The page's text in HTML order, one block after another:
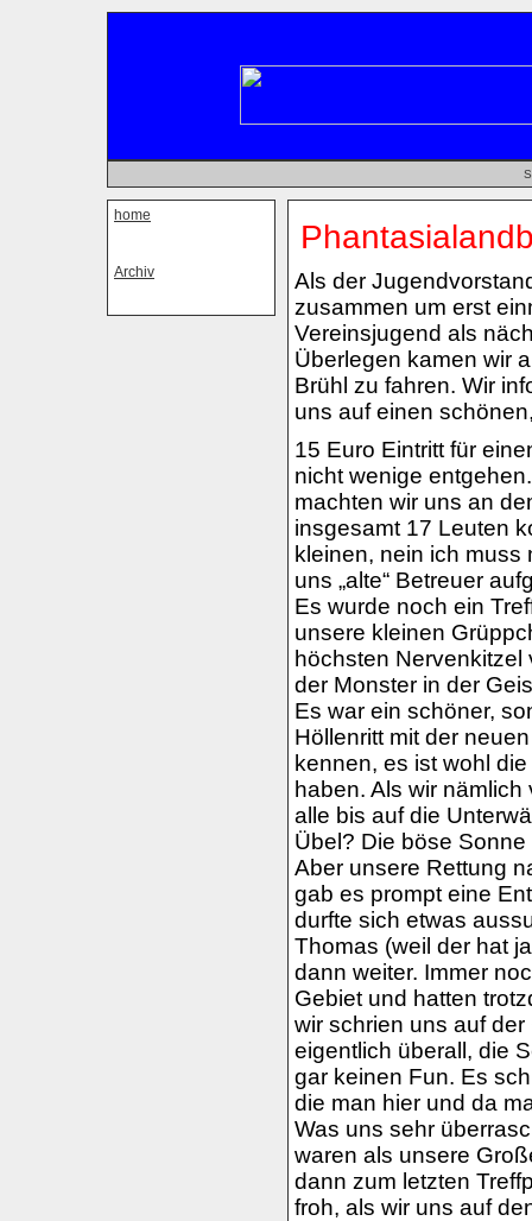
home
Archiv
Als der
zusammen um erst
Vereinsjugend als
Überlegen kamen wir
Brühl zu fahren. Wir
uns auf einen
15 Euro Eintritt für
nicht wenige
machten wir uns an
insgesamt 17 Leuten
kleinen, nein ich muss
uns „alte“ Betreuer
Es wurde noch ein
unsere kleinen
höchsten
der Monster in der
Es war ein schöner,
Höllenritt mit der
kennen, es ist wohl
haben. Als wir
alle bis auf die
Übel? Die böse
Aber unsere Rettung
gab es prompt eine
durfte sich etwas
Thomas (weil der hat
dann weiter. Immer
Gebiet und hatten
wir schrien uns auf
eigentlich überall, die
gar keinen Fun. Es
die man hier und da
Was uns sehr
waren als unsere
dann zum letzten
froh, als wir uns auf